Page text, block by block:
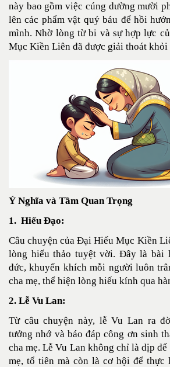
này bao gồm việc cúng dường mười
lên các phẩm vật quý báu để hồi
mình. Nhờ lòng từ bi và sự hợp lực
Mục Kiền Liên đã được giải thoát khỏi
Ý Nghĩa và Tầm Quan Trọng
1. Hiếu Đạo:
Câu chuyện của Đại Hiếu Mục Kiền
lòng hiếu thảo tuyệt vời. Đây là bài
đức, khuyến khích mỗi người luôn
cha mẹ, thể hiện lòng hiếu kính qua
2. Lễ Vu Lan:
Từ câu chuyện này, lễ Vu Lan ra
tưởng nhớ và báo đáp công ơn sinh
cha mẹ. Lễ Vu Lan không chỉ là dịp
mẹ, tổ tiên mà còn là cơ hội để thực